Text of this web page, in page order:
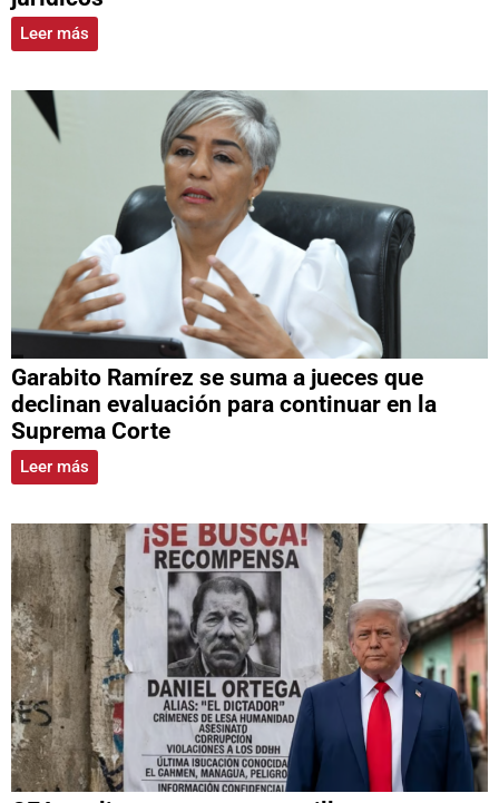
Leer más
Garabito Ramírez se suma a jueces que
declinan evaluación para continuar en la
Suprema Corte
Leer más